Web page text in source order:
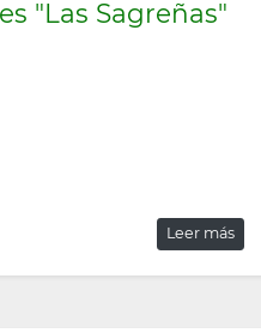
"Las Sagreñas"
Leer más